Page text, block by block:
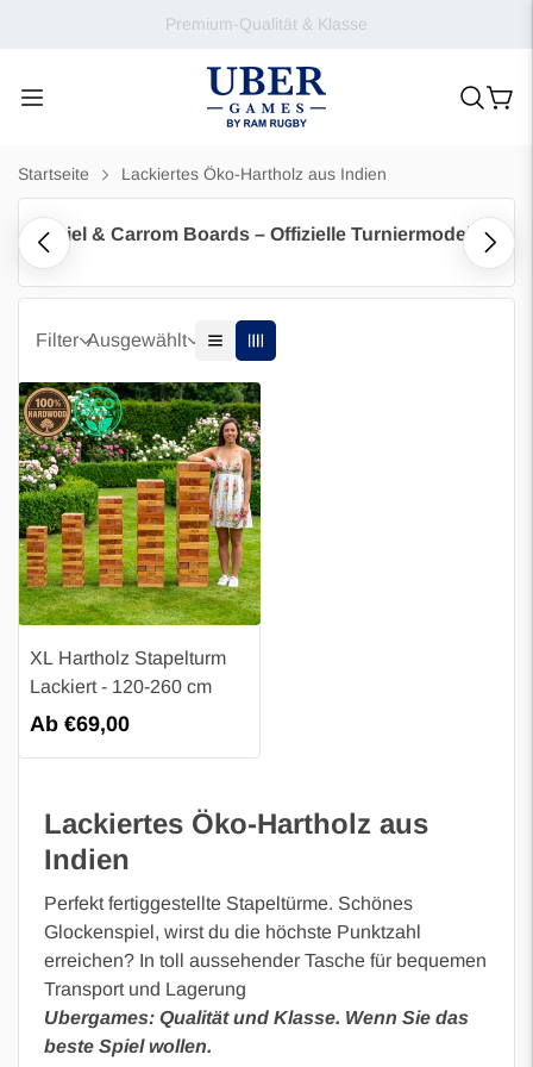
Premium-Qualität & Klasse
Startseite Lackiertes Öko-Hartholz aus Indien
Spiel & Carrom Boards – Offizielle Turniermodelle
Filter Ausgewählt
XL Hartholz Stapelturm
Lackiert - 120-260 cm
Regulärer
Preis
Ab €69,00
Lackiertes Öko-Hartholz aus
Indien
Perfekt fertiggestellte Stapeltürme. Schönes
Glockenspiel, wirst du die höchste Punktzahl
erreichen? In toll aussehender Tasche für bequemen
Transport und Lagerung
Ubergames: Qualität und Klasse. Wenn Sie das
beste Spiel wollen.